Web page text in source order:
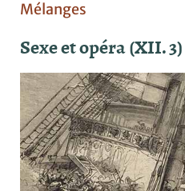
Mélanges
Sexe et opéra (XII.